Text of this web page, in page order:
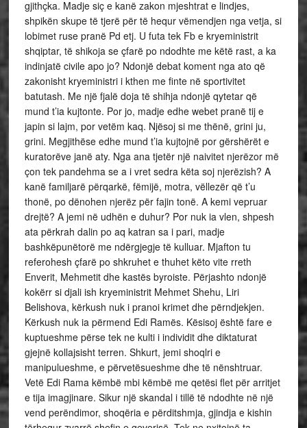
gjithçka. Madje siç e kanë zakon mjeshtrat e lindjes,
shpikën skupe të tjerë për të hequr vëmendjen nga vetja, si
lobimet ruse pranë Pd etj. U futa tek Fb e kryeministrit
shqiptar, të shikoja se çfarë po ndodhte me këtë rast, a ka
indinjatë civile apo jo? Ndonjë debat koment nga ato që
zakonisht kryeministri i kthen me finte në sportivitet
batutash. Me një fjalë doja të shihja ndonjë qytetar që
mund t’ia kujtonte. Por jo, madje edhe webet pranë tij e
japin si lajm, por vetëm kaq. Njësoj si me thënë, grini ju,
grini. Megjithëse edhe mund t’ia kujtojnë por gërshërët e
kuratorëve janë aty. Nga ana tjetër një naivitet njerëzor më
çon tek pandehma se a i vret sedra këta soj njerëzish? A
kanë familjarë përqarkë, fëmijë, motra, vëllezër që t’u
thonë, po dënohen njerëz për fajin tonë. A kemi vepruar
drejtë? A jemi në udhën e duhur? Por nuk ia vlen, shpesh
ata përkrah dalin po aq katran sa i pari, madje
bashkëpunëtorë me ndërgjegje të kulluar. Mjafton tu
referohesh çfarë po shkruhet e thuhet këto vite rreth
Enverit, Mehmetit dhe kastës byroiste. Përjashto ndonjë
kokërr si djali ish kryeministrit Mehmet Shehu, Liri
Belishova, kërkush nuk i pranoi krimet dhe përndjekjen.
Kërkush nuk ia përmend Edi Ramës. Kësisoj është fare e
kuptueshme përse tek ne kulti i individit dhe diktaturat
gjejnë kollajsisht terren. Shkurt, jemi shoqlri e
manipulueshme, e përvetësueshme dhe të nënshtruar.
Vetë Edi Rama këmbë mbi këmbë me qetësi flet për arritjet
e tija imagjinare. Sikur një skandal i tillë të ndodhte në një
vend perëndimor, shoqëria e përditshmja, gjindja e kishin